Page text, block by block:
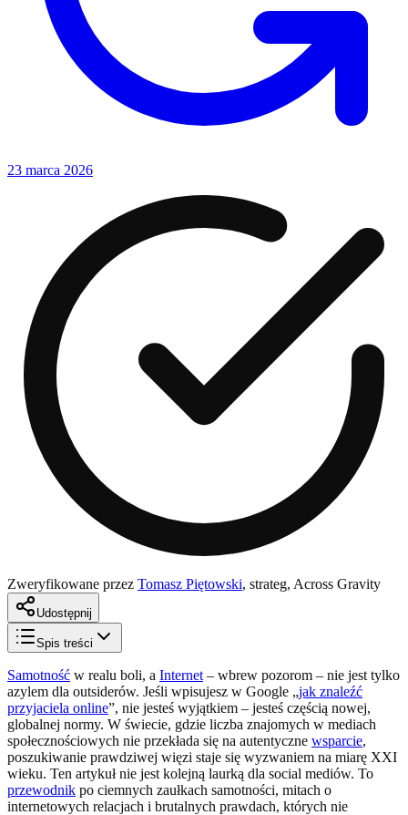
23 marca 2026
Zweryfikowane przez Tomasz Piętowski, strateg, Across Gravity
Udostępnij
Spis treści
Samotność w realu boli, a Internet – wbrew pozorom – nie jest tylko
azylem dla outsiderów. Jeśli wpisujesz w Google „jak znaleźć
przyjaciela online”, nie jesteś wyjątkiem – jesteś częścią nowej,
globalnej normy. W świecie, gdzie liczba znajomych w mediach
społecznościowych nie przekłada się na autentyczne wsparcie,
poszukiwanie prawdziwej więzi staje się wyzwaniem na miarę XXI
wieku. Ten artykuł nie jest kolejną laurką dla social mediów. To
przewodnik po ciemnych zaułkach samotności, mitach o
internetowych relacjach i brutalnych prawdach, których nie